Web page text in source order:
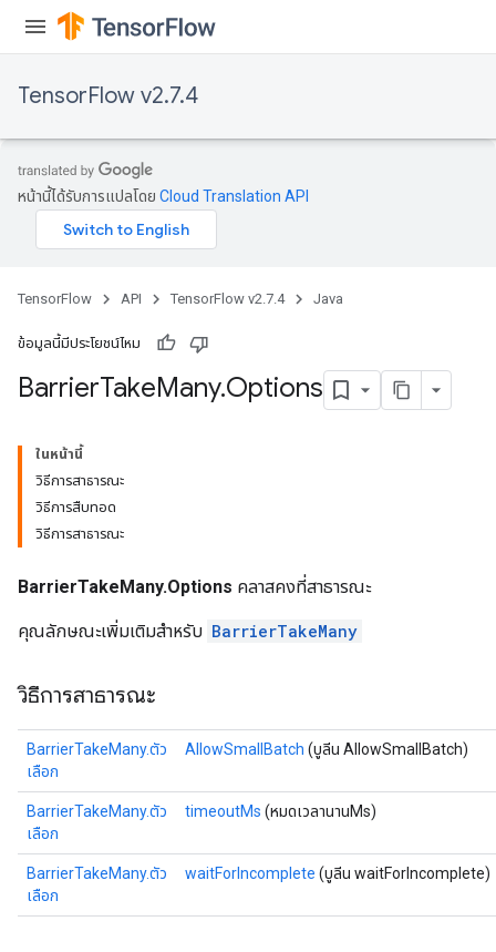
TensorFlow v2.7.4
หน้านี้ได้รับการแปลโดย Cloud Translation API
TensorFlow API TensorFlow v2.7.4 Java
ข้อมูลนี้มีประโยชน์ไหม
BarrierTakeMany.Options
ในหน้านี้
วิธีการสาธารณะ
วิธีการสืบทอด
วิธีการสาธารณะ
BarrierTakeMany.Options คลาสคงที่สาธารณะ
คุณลักษณะเพิ่มเติมสำหรับ BarrierTakeMany
วิธีการสาธารณะ
BarrierTakeMany.ตัว
เลือก
AllowSmallBatch (บูลีน AllowSmallBatch)
BarrierTakeMany.ตัว
เลือก
timeoutMs (หมดเวลานานMs)
BarrierTakeMany.ตัว
เลือก
waitForIncomplete (บูลีน waitForIncomplete)